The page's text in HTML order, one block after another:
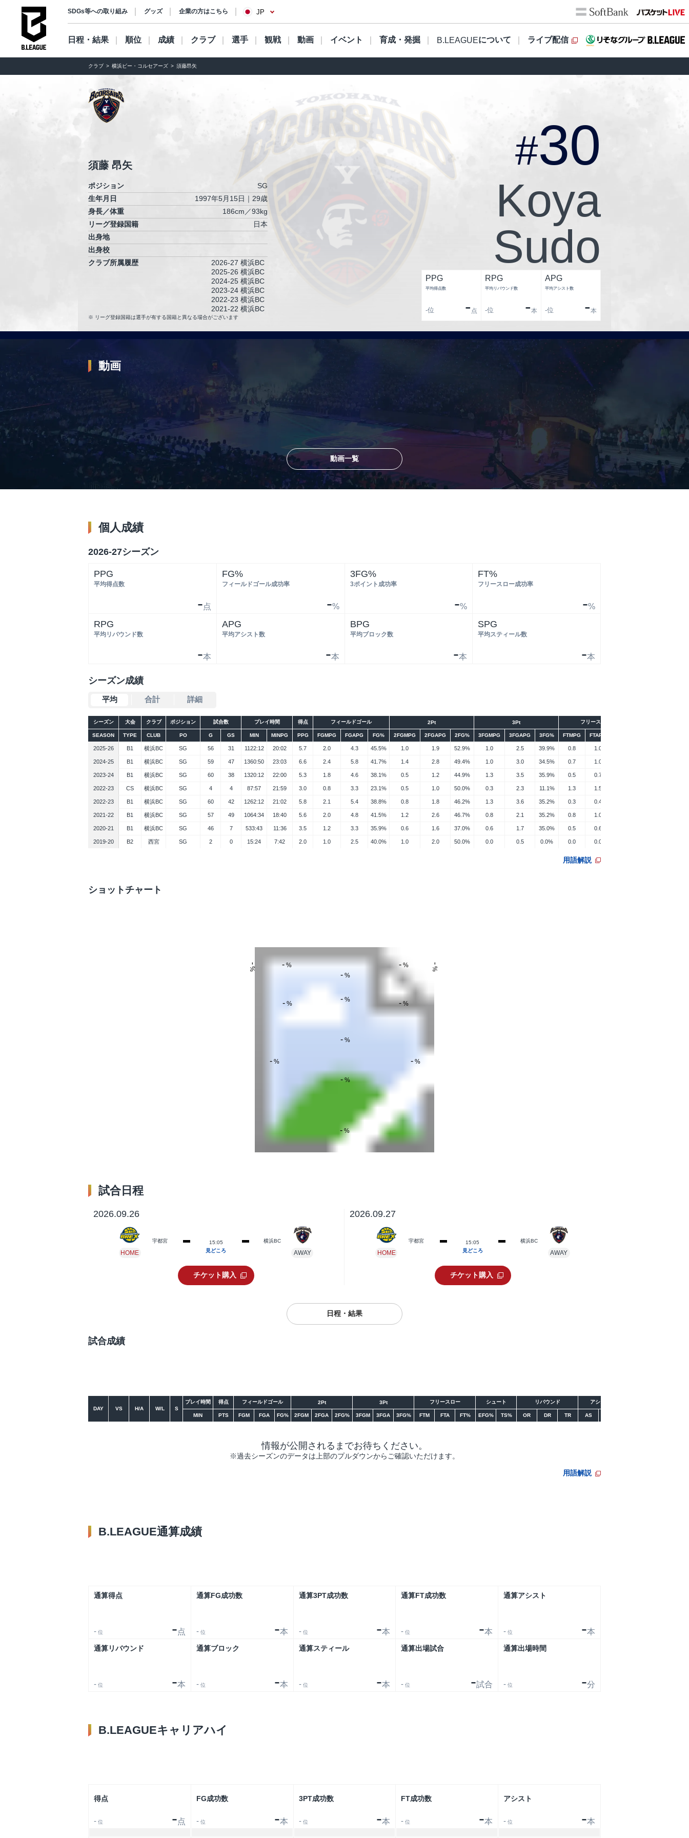
SDGs等への取り組み グッズ 企業の方はこちら JP
日程・結果 順位 成績 クラブ 選手 観戦 動画 イベント 育成・発掘 B.LEAGUEについて ライブ配信
クラブ 横浜ビー・コルセアーズ 須藤昂矢
須藤 昂矢
ポジション
SG
生年月日
1997年5月15日｜29歳
身長／体重
186cm／93kg
リーグ登録国籍
日本
出身地
出身校
クラブ所属履歴
2026-27 横浜BC
2025-26 横浜BC
2024-25 横浜BC
2023-24 横浜BC
2022-23 横浜BC
2021-22 横浜BC
2020-21 横浜BC
リーグ登録国籍は選手が有する国籍と異なる場合がございます
#30
Koya
Sudo
PPG
平均得点数
- 点
-位
RPG
平均リバウンド数
-本
-位
APG
平均アシスト数
-本
-位
動画
2025.12.27
【プレーまとめ】横浜BC#30 須藤 昂矢｜第17節
GAME1｜12.27.2025 プロバスケ (Bリーグ)
動画一覧
個人成績
2026-27シーズン
PPG
平均得点数
-点
FG%
フィールドゴール成功率
-%
3FG%
3ポイント成功率
-%
FT%
フリースロー成功率
-%
RPG
平均リバウンド数
-本
APG
平均アシスト数
-本
BPG
平均ブロック数
-本
SPG
平均スティール数
-本
シーズン成績
平均 合計 詳細
シーズン 大会 クラブ ポジション 試合数 プレイ時間 得点 フィールドゴール 2Pt 3Pt フリースロー
SEASON TYPE CLUB PO G GS MIN MINPG PPG FGMPG FGAPG FG% 2FGMPG 2FGAPG 2FG% 3FGMPG 3FGAPG 3FG% FTMPG FTAPG
2025-26 B1 横浜BC SG 56 31 1122:12 20:02 5.7 2.0 4.3 45.5% 1.0 1.9 52.9% 1.0 2.5 39.9% 0.8 1.0
2024-25 B1 横浜BC SG 59 47 1360:50 23:03 6.6 2.4 5.8 41.7% 1.4 2.8 49.4% 1.0 3.0 34.5% 0.7 1.0
2023-24 B1 横浜BC SG 60 38 1320:12 22:00 5.3 1.8 4.6 38.1% 0.5 1.2 44.9% 1.3 3.5 35.9% 0.5 0.7
2022-23 CS 横浜BC SG 4 4 87:57 21:59 3.0 0.8 3.3 23.1% 0.5 1.0 50.0% 0.3 2.3 11.1% 1.3 1.5
2022-23 B1 横浜BC SG 60 42 1262:12 21:02 5.8 2.1 5.4 38.8% 0.8 1.8 46.2% 1.3 3.6 35.2% 0.3 0.4
2021-22 B1 横浜BC SG 57 49 1064:34 18:40 5.6 2.0 4.8 41.5% 1.2 2.6 46.7% 0.8 2.1 35.2% 0.8 1.0
2020-21 B1 横浜BC SG 46 7 533:43 11:36 3.5 1.2 3.3 35.9% 0.6 1.6 37.0% 0.6 1.7 35.0% 0.5 0.6
2019-20 B2 西宮 SG 2 0 15:24 7:42 2.0 1.0 2.5 40.0% 1.0 2.0 50.0% 0.0 0.5 0.0% 0.0 0.0
用語解説
ショットチャート
-%
-
%
-
%
-% -%
-%
-% -%
-% -%
-%
-%
-%
試合日程
2026.09.26
HOME
宇都宮
15:05
見どころ
横浜BC
AWAY
チケット購入
2026.09.27
HOME
宇都宮
15:05
見どころ
横浜BC
AWAY
チケット購入
日程・結果
試合成績
DAY VS H/A W/L S
プレイ時間 得点 フィールドゴール 2Pt 3Pt フリースロー シュート リバウンド アシスト
MIN PTS FGM FGA FG% 2FGM 2FGA 2FG% 3FGM 3FGA 3FG% FTM FTA FT% EFG% TS% OR DR TR AS
情報が公開されるまでお待ちください。
※過去シーズンのデータは上部のプルダウンからご確認いただけます。
用語解説
B.LEAGUE通算成績
通算得点
- 位 -点
通算FG成功数
- 位 -本
通算3PT成功数
- 位 -本
通算FT成功数
- 位 -本
通算アシスト
- 位 -本
通算リバウンド
- 位 -本
通算ブロック
- 位 -本
通算スティール
- 位 -本
通算出場試合
- 位 -試合
通算出場時間
- 位 -分
B.LEAGUEキャリアハイ
得点
- 位 -点
FG成功数
- 位 -本
3PT成功数
- 位 -本
FT成功数
- 位 -本
アシスト
- 位 -本